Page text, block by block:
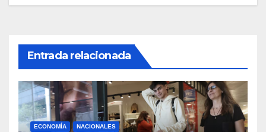
Entrada relacionada
ECONOMÍA NACIONALES